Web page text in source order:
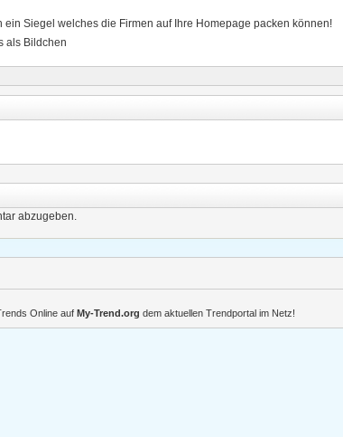
Siegel welches die Firmen auf Ihre Homepage packen können!
als Bildchen
abzugeben.
Online auf My-Trend.org dem aktuellen Trendportal im Netz!